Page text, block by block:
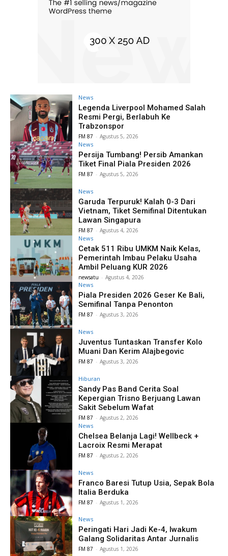
News
Legenda Liverpool Mohamed Salah
Resmi Pergi, Berlabuh Ke
Trabzonspor
FM 87 - Agustus 5, 2026
News
Persija Tumbang! Persib Amankan
Tiket Final Piala Presiden 2026
FM 87 - Agustus 5, 2026
News
Garuda Terpuruk! Kalah 0-3 Dari
Vietnam, Tiket Semifinal Ditentukan
Lawan Singapura
FM 87 - Agustus 4, 2026
News
Cetak 511 Ribu UMKM Naik Kelas,
Pemerintah Imbau Pelaku Usaha
Ambil Peluang KUR 2026
newsatu - Agustus 4, 2026
News
Piala Presiden 2026 Geser Ke Bali,
Semifinal Tanpa Penonton
FM 87 - Agustus 3, 2026
News
Juventus Tuntaskan Transfer Kolo
Muani Dan Kerim Alajbegovic
FM 87 - Agustus 3, 2026
Hiburan
Sandy Pas Band Cerita Soal
Kepergian Trisno Berjuang Lawan
Sakit Sebelum Wafat
FM 87 - Agustus 2, 2026
News
Chelsea Belanja Lagi! Wellbeck +
Lacroix Resmi Merapat
FM 87 - Agustus 2, 2026
News
Franco Baresi Tutup Usia, Sepak Bola
Italia Berduka
FM 87 - Agustus 1, 2026
News
Peringati Hari Jadi Ke-4, Iwakum
Galang Solidaritas Antar Jurnalis
FM 87 - Agustus 1, 2026